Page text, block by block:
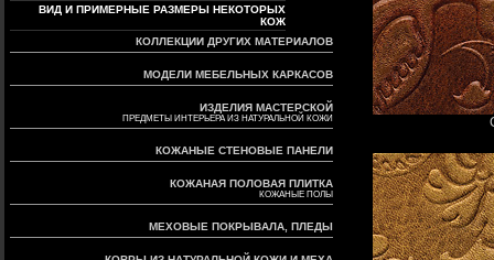
ВИД И ПРИМЕРНЫЕ РАЗМЕРЫ НЕКОТОРЫХ
КОЖ
КОЛЛЕКЦИИ ДРУГИХ МАТЕРИАЛОВ
МОДЕЛИ МЕБЕЛЬНЫХ КАРКАСОВ
ИЗДЕЛИЯ МАСТЕРСКОЙ
ПРЕДМЕТЫ ИНТЕРЬЕРА ИЗ НАТУРАЛЬНОЙ КОЖИ
КОЖАНЫЕ СТЕНОВЫЕ ПАНЕЛИ
КОЖАНАЯ ПОЛОВАЯ ПЛИТКА
КОЖАНЫЕ ПОЛЫ
МЕХОВЫЕ ПОКРЫВАЛА, ПЛЕДЫ